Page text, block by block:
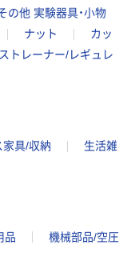
の他 実験器具・小物
ナット
カッ
ストレーナー/レギュレ
家具/収納
生活雑
品
機械部品/空圧